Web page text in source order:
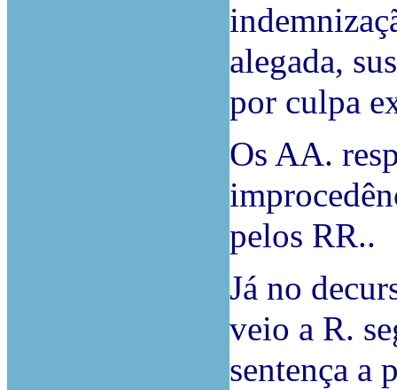
alegada,
por culpa
Os AA.
pelos RR..
Já no
veio a R.
sentença a